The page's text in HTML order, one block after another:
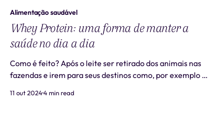
Alimentação saudável
Whey Protein: uma forma de manter a
saúde no dia a dia
Como é feito? Após o leite ser retirado dos animais nas
fazendas e irem para seus destinos como, por exemplo as
queijo, é comprada pelas fábricas de whey protein, onde
11 out 20244 min read